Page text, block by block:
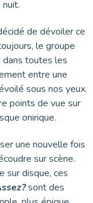
de dévoiler ce
le groupe
dans toutes les
entre une
sous nos yeux.
points de vue sur
onirique.
une nouvelle fois
sur scène.
sur disque, ces
sont des